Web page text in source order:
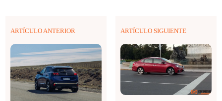
ARTÍCULO ANTERIOR ARTÍCULO SIGUIENTE